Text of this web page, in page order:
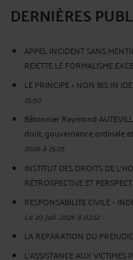
DERNIÈRES
APPEL INCIDENT SANS
REJETTE LE FORMALISME
LE PRINCIPE « NON BIS IN
15:50
Bâtonnier Raymond
droit, gouvernance ordinale
2026 à 15:25
INSTITUT DES DROITS DE
RÉTROSPECTIVE ET
RESPONSABILITE CIVILE -
Le 20 juil. 2026 à 02:12
LA REPARATION DU
L'ASSISTANCE AUX VICTIMES